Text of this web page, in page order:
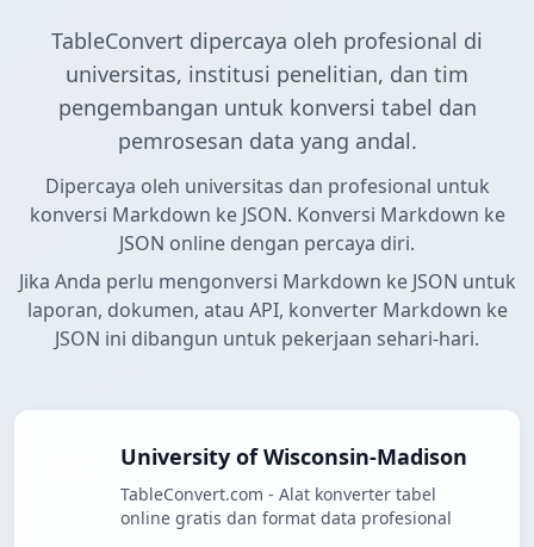
TableConvert dipercaya oleh profesional di
universitas, institusi penelitian, dan tim
pengembangan untuk konversi tabel dan
pemrosesan data yang andal.
Dipercaya oleh universitas dan profesional untuk
konversi Markdown ke JSON. Konversi Markdown ke
JSON online dengan percaya diri.
Jika Anda perlu mengonversi Markdown ke JSON untuk
laporan, dokumen, atau API, konverter Markdown ke
JSON ini dibangun untuk pekerjaan sehari-hari.
University of Wisconsin-Madison
TableConvert.com - Alat konverter tabel
online gratis dan format data profesional